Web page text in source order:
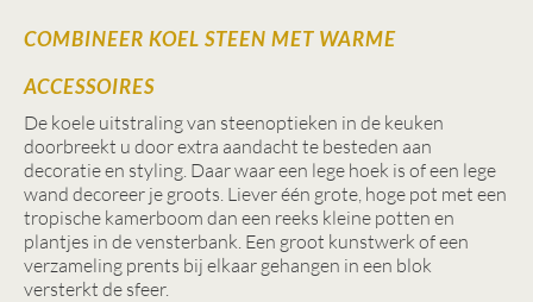
COMBINEER KOEL STEEN MET WARME
ACCESSOIRES
De koele uitstraling van steenoptieken in de keuken
doorbreekt u door extra aandacht te besteden aan
decoratie en styling. Daar waar een lege hoek is of een lege
wand decoreer je groots. Liever één grote, hoge pot met een
tropische kamerboom dan een reeks kleine potten en
plantjes in de vensterbank. Een groot kunstwerk of een
verzameling prents bij elkaar gehangen in een blok
versterkt de sfeer.